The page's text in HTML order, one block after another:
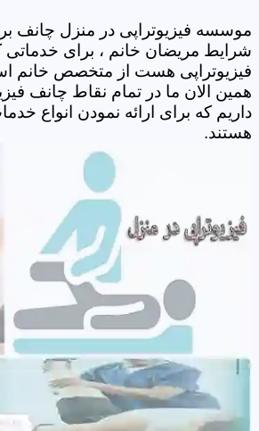
موسسه فیزیوتراپی در منزل چانف
شرایط مریضان خانم ، برای خدماتی
فیزیوتراپی هست از متخصص خانم
همین الان ما در تمام نقاط چانف
داریم که برای ارائه نمودن انواع
هستند.